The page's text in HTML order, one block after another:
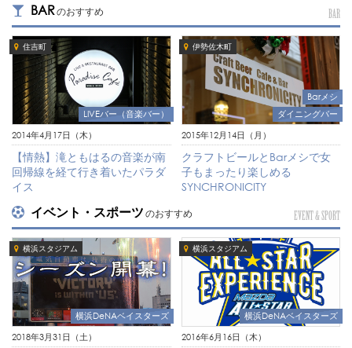
BARのおすすめ BAR
住吉町
LIVEバー（音楽バー）
2014年4月17日（木）
【情熱】滝ともはるの音楽が南
回帰線を経て行き着いたパラダ
イス
伊勢佐木町
Barメシ
ダイニングバー
2015年12月14日（月）
クラフトビールとBarメシで女
子もまったり楽しめる
SYNCHRONICITY
イベント・スポーツ のおすすめ EVENT & SPORT
横浜スタジアム
横浜DeNAベイスターズ
2018年3月31日（土）
横浜スタジアム
横浜DeNAベイスターズ
2016年6月16日（木）